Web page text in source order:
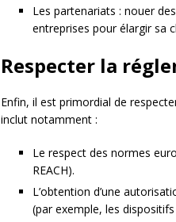
Les partenariats : nouer
entreprises pour élargir sa
Respecter la
Enfin, il est primordial de
inclut notamment :
Le respect des normes
REACH).
L’obtention d’une
(par exemple, les